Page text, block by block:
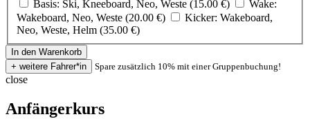
Basis: Ski, Kneeboard, Neo, Weste (15.00 €)
Wake:
Wakeboard, Neo, Weste (20.00 €)
Kicker: Wakeboard,
Neo, Weste, Helm (35.00 €)
Spare zusätzlich 10% mit einer Gruppenbuchung!
close
Anfängerkurs